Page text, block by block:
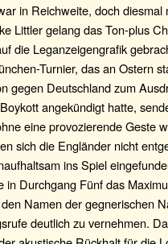
in Reichweite, doch
Littler gelang das Ton-plus
die Leganzeigengrafik
Turnier, das an Ostern
gegen Deutschland zum
angekündigt hatte,
eine provozierende Geste
sich die Engländer nicht
ins Spiel
in Durchgang Fünf das
Namen der gegnerischen
deutlich zu vernehmen.